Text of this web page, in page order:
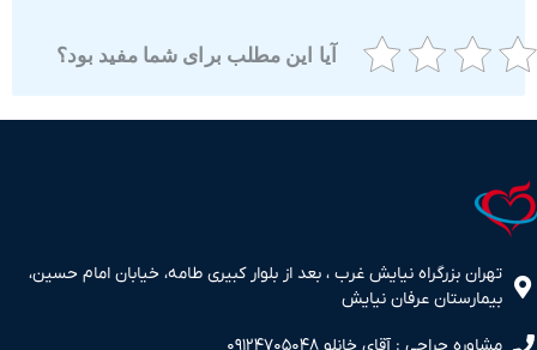
آیا این مطلب برای شما مفید بود؟
بزرگراه نیایش غرب ، بعد از بلوار کبیری طامه، خیابان امام حسین،
عرفان نیایش